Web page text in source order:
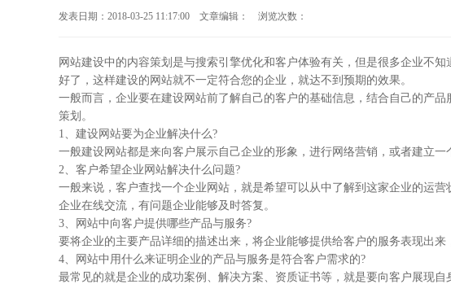
发表日期：2018-03-25 11:17:00 文章编辑： 浏览次数：
网站建设中的内容策划是与搜索引擎优化和客户体验有关，但是很多企业不
好了，这样建设的网站就不一定符合您的企业，就达不到预期的效果。
一般而言，企业要在建设网站前了解自己的客户的基础信息，结合自己的产
策划。
1、建设网站要为企业解决什么?
一般建设网站都是来向客户展示自己企业的形象，进行网络营销，或者建立一
2、客户希望企业网站解决什么问题?
一般来说，客户查找一个企业网站，就是希望可以从中了解到这家企业的运
企业在线交流，有问题企业能够及时答复。
3、网站中向客户提供哪些产品与服务?
要将企业的主要产品详细的描述出来，将企业能够提供给客户的服务表现出来
4、网站中用什么来证明企业的产品与服务是符合客户需求的?
最常见的就是企业的成功案例、解决方案、资质证书等，就是要向客户展现自